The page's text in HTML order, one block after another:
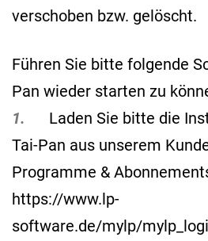
verschoben bzw.
Führen Sie bitte folgende
Pan wieder starten zu
1.
Laden Sie bitte die
Tai-Pan aus unserem
Programme &
https://www.lp-
software.de/mylp/